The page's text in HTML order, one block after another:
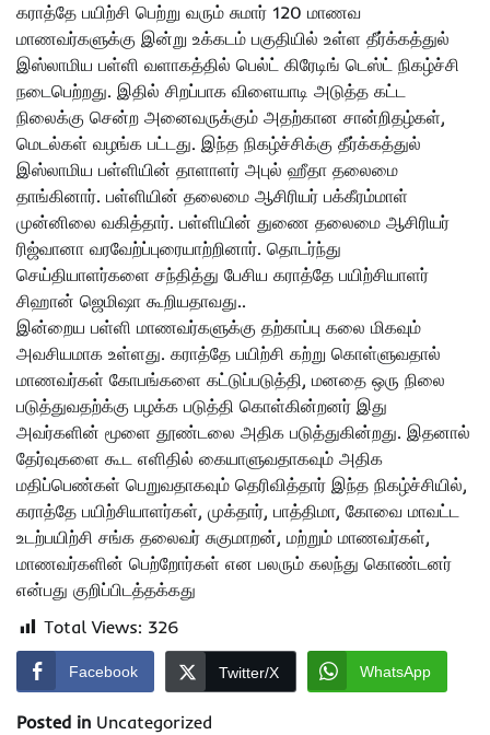
கராத்தே பயிற்சி பெற்று வரும் சுமார் 120 மாணவ
மாணவர்களுக்கு இன்று உக்கடம் பகுதியில் உள்ள தீர்க்கத்துல்
இஸ்லாமிய பள்ளி வளாகத்தில் பெல்ட் கிரேடிங் டெஸ்ட் நிகழ்ச்சி
நடைபெற்றது. இதில் சிறப்பாக விளையாடி அடுத்த கட்ட
நிலைக்கு சென்ற அனைவருக்கும் அதற்கான சான்றிதழ்கள்,
மெடல்கள் வழங்க பட்டது. இந்த நிகழ்ச்சிக்கு தீர்க்கத்துல்
இஸ்லாமிய பள்ளியின் தாளாளர் அபுல் ஹீதா தலைமை
தாங்கினார். பள்ளியின் தலைமை ஆசிரியர் பக்கீரம்மாள்
முன்னிலை வகித்தார். பள்ளியின் துணை தலைமை ஆசிரியர்
ரிஜ்வானா வரவேற்ப்புரையாற்றினார். தொடர்ந்து
செய்தியாளர்களை சந்தித்து பேசிய கராத்தே பயிற்சியாளர்
சிஹான் ஜெமிஷா கூறியதாவது..
இன்றைய பள்ளி மாணவர்களுக்கு தற்காப்பு கலை மிகவும்
அவசியமாக உள்ளது. கராத்தே பயிற்சி கற்று கொள்ளுவதால்
மாணவர்கள் கோபங்களை கட்டுப்படுத்தி, மனதை ஒரு நிலை
படுத்துவதற்க்கு பழக்க படுத்தி கொள்கின்றனர் இது
அவர்களின் மூளை தூண்டலை அதிக படுத்துகின்றது. இதனால்
தேர்வுகளை கூட எளிதில் கையாளுவதாகவும் அதிக
மதிப்பெண்கள் பெறுவதாகவும் தெரிவித்தார் இந்த நிகழ்ச்சியில்,
கராத்தே பயிற்சியாளர்கள், முக்தார், பாத்திமா, கோவை மாவட்ட
உடற்பயிற்சி சங்க தலைவர் சுகுமாறன், மற்றும் மாணவர்கள்,
மாணவர்களின் பெற்றோர்கள் என பலரும் கலந்து கொண்டனர்
என்பது குறிப்பிடத்தக்கது
Total Views: 326
Facebook Twitter/X WhatsApp
Posted in Uncategorized